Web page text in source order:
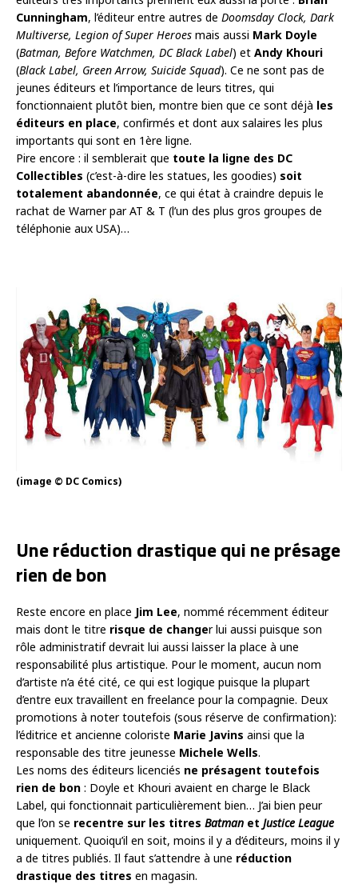
Cunningham, l’éditeur entre autres de Doomsday Clock, Dark
Multiverse, Legion of Super Heroes mais aussi Mark Doyle
(Batman, Before Watchmen, DC Black Label) et Andy Khouri
(Black Label, Green Arrow, Suicide Squad). Ce ne sont pas de
jeunes éditeurs et l’importance de leurs titres, qui
fonctionnaient plutôt bien, montre bien que ce sont déjà les
éditeurs en place, confirmés et dont aux salaires les plus
importants qui sont en 1ère ligne.
Pire encore : il semblerait que toute la ligne des DC
Collectibles (c’est-à-dire les statues, les goodies) soit
totalement abandonnée, ce qui état à craindre depuis le
rachat de Warner par AT & T (l’un des plus gros groupes de
téléphonie aux USA)…
(image © DC Comics)
Une réduction drastique qui ne présage
rien de bon
Reste encore en place Jim Lee, nommé récemment éditeur
mais dont le titre risque de changer lui aussi puisque son
rôle administratif devrait lui aussi laisser la place à une
responsabilité plus artistique. Pour le moment, aucun nom
d’artiste n’a été cité, ce qui est logique puisque la plupart
d’entre eux travaillent en freelance pour la compagnie. Deux
promotions à noter toutefois (sous réserve de confirmation):
l’éditrice et ancienne coloriste Marie Javins ainsi que la
responsable des titre jeunesse Michele Wells.
Les noms des éditeurs licenciés ne présagent toutefois
rien de bon : Doyle et Khouri avaient en charge le Black
Label, qui fonctionnait particulièrement bien… J’ai bien peur
que l’on se recentre sur les titres Batman et Justice League
uniquement. Quoiqu’il en soit, moins il y a d’éditeurs, moins il y
a de titres publiés. Il faut s’attendre à une réduction
drastique des titres en magasin.